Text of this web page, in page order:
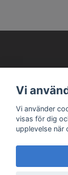
Läs mer
Vi
Vi använder
visas för dig
upplevelse när